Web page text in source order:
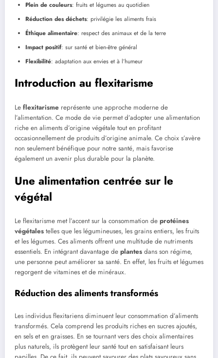
Plein de couleurs: fruits et légumes au quotidien
Réduction des déchets: privilégie les aliments frais
Éthique alimentaire: respect des animaux et de la terre
Impact positif: sur santé et bien-être général
Flexibilité: adaptation aux envies et à l’humeur
Introduction au flexitarisme
Le flexitarisme représente une approche moderne de
l’alimentation. Ce mode de vie permet d’adopter une alimentation
riche en aliments d’origine végétale tout en profitant
occasionnellement de produits d’origine animale. Ce choix s’avère
non seulement bénéfique pour notre santé, mais favorise
également un avenir plus durable pour la planète.
Une alimentation centrée sur le
végétal
Le flexitarisme met l’accent sur la consommation de protéines
végétales telles que les légumineuses, les grains entiers, les fruits
et les légumes. Ces aliments offrent une multitude de nutriments
essentiels. En intégrant davantage de plantes dans son régime,
une personne peut améliorer sa santé. En effet, les fruits et légumes
regorgent de vitamines et de minéraux.
Réduction des aliments transformés
Les individus flexitariens diminuent leur consommation d’aliments
transformés. Cela comprend les produits riches en sucres ajoutés,
en sels et en graisses. En se tournant vers des choix alimentaires
plus naturels, ils protègent leur santé tout en satisfaisant leurs